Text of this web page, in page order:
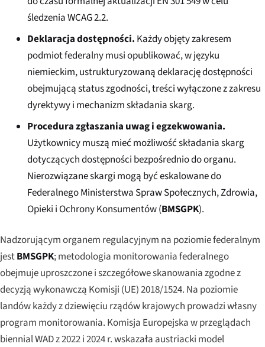
śledzenia WCAG 2.2.
Deklaracja dostępności. Każdy objęty zakresem
podmiot federalny musi opublikować, w języku
niemieckim, ustrukturyzowaną deklarację dostępności
obejmującą status zgodności, treści wyłączone z zakresu
dyrektywy i mechanizm składania skarg.
Procedura zgłaszania uwag i egzekwowania.
Użytkownicy muszą mieć możliwość składania skarg
dotyczących dostępności bezpośrednio do organu.
Nierozwiązane skargi mogą być eskalowane do
Federalnego Ministerstwa Spraw Społecznych, Zdrowia,
Opieki i Ochrony Konsumentów (BMSGPK).
Nadzorującym organem regulacyjnym na poziomie federalnym
jestBMSGPK; metodologia monitorowania federalnego
obejmuje uproszczone i szczegółowe skanowania zgodne z
decyzją wykonawczą Komisji (UE) 2018/1524. Na poziomie
landów każdy z dziewięciu rządów krajowych prowadzi własny
program monitorowania. Komisja Europejska w przeglądach
biennial WAD z 2022 i 2024 r. wskazała austriacki model